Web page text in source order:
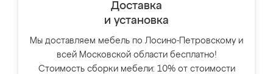
Доставка
и установка
Мы доставляем мебель по Лосино-Петровскому и
всей Московской области бесплатно!
Стоимость сборки мебели: 10% от стоимости